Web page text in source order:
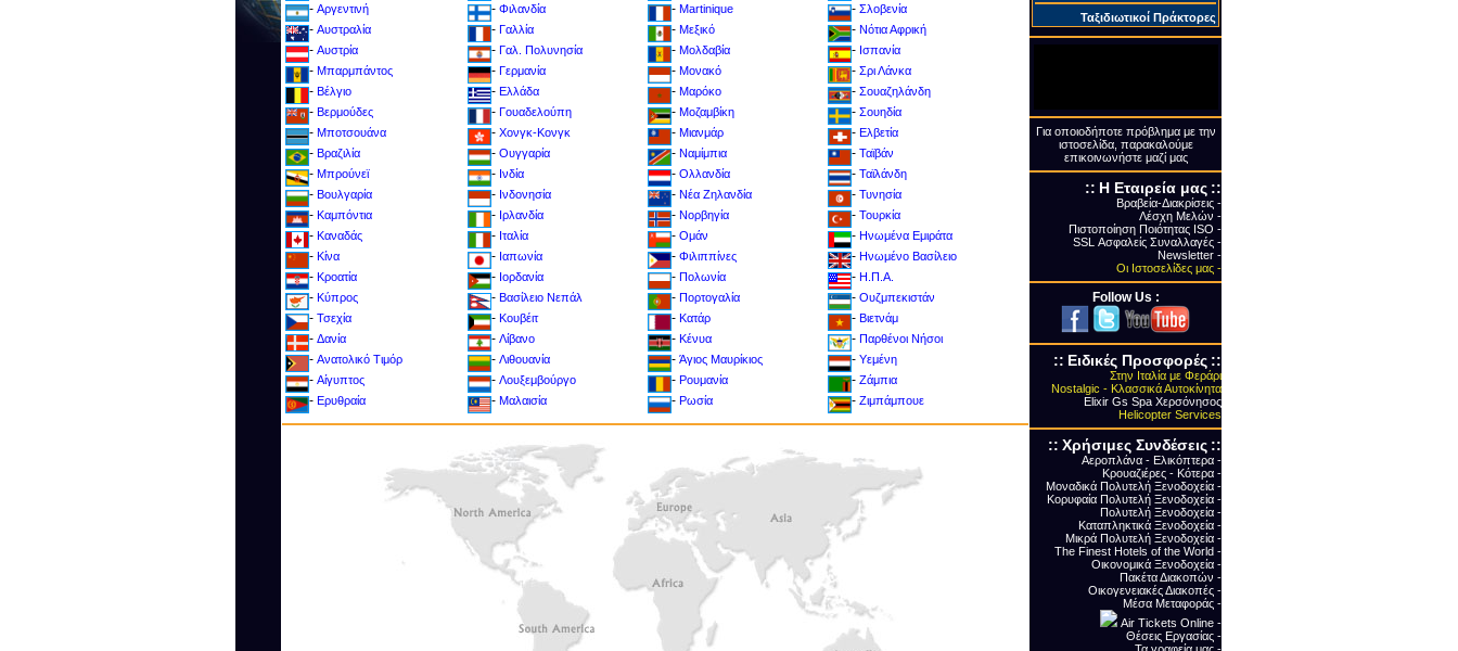
- Αργεντινή
- Αυστραλία
- Αυστρία
- Μπαρμπάντος
- Βέλγιο
- Βερμούδες
- Μποτσουάνα
- Βραζιλία
- Μπρούνεϊ
- Βουλγαρία
- Καμπόντια
- Καναδάς
- Κίνα
- Κροατία
- Kύπρος
- Τσεχία
- Δανία
- Ανατολικό Τιμόρ
- Αίγυπτος
- Ερυθραία
- Φιλανδία
- Γαλλία
- Γαλ. Πολυνησία
- Γερμανία
- Ελλάδα
- Γουαδελούπη
- Χονγκ-Κονγκ
- Ουγγαρία
- Ινδία
- Ινδονησία
- Ιρλανδία
- Ιταλία
- Ιαπωνία
- Ιορδανία
- Βασίλειο Νεπάλ
- Κουβέιτ
- Λίβανο
- Λιθουανία
- Λουξεμβούργο
- Μαλαισία
- Martinique
- Μεξικό
- Μολδαβία
- Μονακό
- Μαρόκο
- Μοζαμβίκη
- Μιανμάρ
- Ναμίμπια
- Ολλανδία
- Νέα Ζηλανδία
- Νορβηγία
- Ομάν
- Φιλιππίνες
- Πολωνία
- Πορτογαλία
- Κατάρ
- Κένυα
- Άγιος Μαυρίκιος
- Ρουμανία
- Ρωσία
- Σλοβενία
- Νότια Αφρική
- Ισπανία
- Σρι Λάνκα
- Σουαζηλάνδη
- Σουηδία
- Ελβετία
- Ταϊβάν
- Ταϊλάνδη
- Τυνησία
- Toυρκία
- Ηνωμένα Εμιράτα
- Ηνωμένο Βασίλειο
- Η.Π.Α.
- Ουζμπεκιστάν
- Βιετνάμ
- Παρθένοι Νήσοι
- Υεμένη
- Ζάμπια
- Ζιμπάμπουε
Ταξιδιωτικοί Πράκτορες
Για οποιοδήποτε πρόβλημα με την
ιστοσελίδα, παρακαλούμε
επικοινωνήστε μαζί μας
:: Η Εταιρεία μας ::
Βραβεία-Διακρίσεις -
Λέσχη Μελών -
Πιστοποίηση Ποιότητας ΙSO -
SSL Ασφαλείς Συναλλαγές -
Newsletter -
Οι Ιστοσελίδες μας -
Follow Us :
:: Ειδικές Προσφορές ::
Στην Ιταλία με Φεράρι
Nostalgic - Κλασσικά Αυτοκίνητα
Elixir Gs Spa Χερσόνησος
Helicopter Services
:: Xρήσιμες Συνδέσεις ::
Αεροπλάνα - Ελικόπτερα -
Κρουαζιέρες - Κότερα -
Μοναδικά Πολυτελή Ξενοδοχεία -
Κορυφαία Πολυτελή Ξενοδοχεία -
Πολυτελή Ξενοδοχεία -
Καταπληκτικά Ξενοδοχεία -
Μικρά Πολυτελή Ξενοδοχεία -
The Finest Hotels of the World -
Οικονομικά Ξενοδοχεία -
Πακέτα Διακοπών -
Οικογενειακές Διακοπές -
Μέσα Μεταφοράς -
Air Tickets Online -
Θέσεις Εργασίας -